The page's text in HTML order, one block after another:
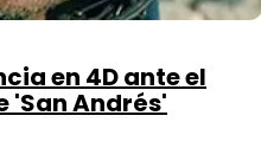
en 4D ante el
'San Andrés'